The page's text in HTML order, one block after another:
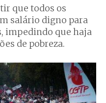
que todos os
salário digno para
impedindo que haja
de pobreza.